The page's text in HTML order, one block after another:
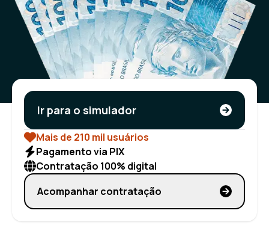
Ir para o simulador
Mais de 210 mil usuários
Pagamento via PIX
Contratação 100% digital
Acompanhar contratação